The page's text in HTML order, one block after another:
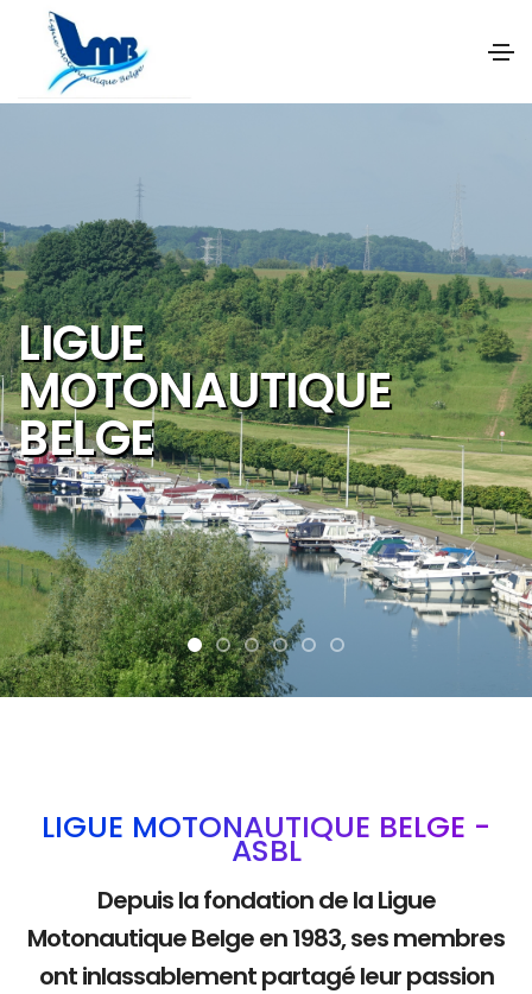
NOS OBJECTIFS SONT
DE PROMOUVOIR ET DE
DEVELOPPER :
Les activités et
sports nautiques
Le tourisme de
qualité
La mobilité douce
LIGUE MOTONAUTIQUE BELGE -
ASBL
Depuis la fondation de la Ligue
Motonautique Belge en 1983, ses membres
ont inlassablement partagé leur passion